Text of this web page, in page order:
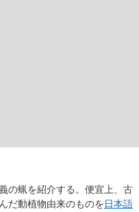
の蝋を紹介する。便宜上、古
だ動植物由来のものを日本語